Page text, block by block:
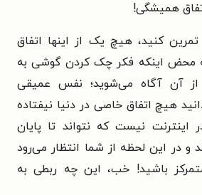
همیشگی!
کنید، هیچ یک از اینها اتفاق
محض اینکه فکر چک کردن گوشی به
از آن آگاه می‌شوید؛ نفس عمیقی
هیچ اتفاق خاصی در دنیا نیفتاده
نیست که نتواند تا پایان
و در این لحظه از شما انتظار می‌رود
باشید! خب، این چه ربطی به